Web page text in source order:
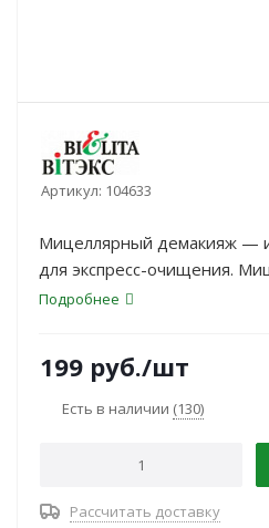
Артикул: 104633
Мицеллярный демакияж —
для экспресс-очищения.
препарата действует как
макияжа, увлажняет и
Подробнее
199 руб./шт
Есть в наличии (130)
Рассчитать доставку